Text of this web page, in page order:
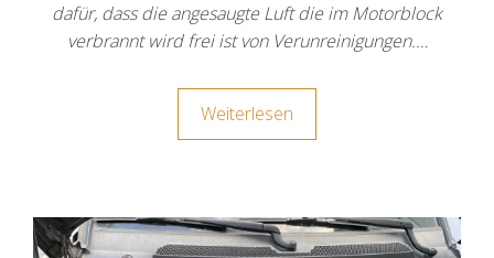
dafür, dass die angesaugte Luft die im Motorblock
verbrannt wird frei ist von Verunreinigungen.…
Weiterlesen